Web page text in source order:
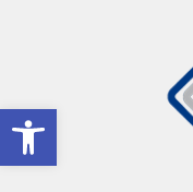
Abrir barra